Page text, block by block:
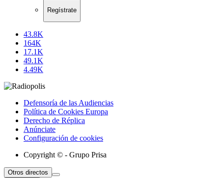
Regístrate
43.8K
164K
17.1K
49.1K
4.49K
Defensoría de las Audiencias
Política de Cookies Europa
Derecho de Réplica
Anúnciate
Configuración de cookies
Copyright © - Grupo Prisa
Otros directos